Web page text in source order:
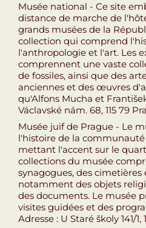
Musée national - Ce site
distance de marche de
grands musées de la
collection qui comprend
l'anthropologie et l'art. Les
comprennent une vaste
de fossiles, ainsi que des
anciennes et des œuvres
qu'Alfons Mucha et
Václavské nám. 68, 115 79
Musée juif de Prague - Le
l'histoire de la
mettant l'accent sur le
collections du musée
synagogues, des cimetières
notamment des objets
des documents. Le musée
visites guidées et des
Adresse : U Staré školy 141/1,